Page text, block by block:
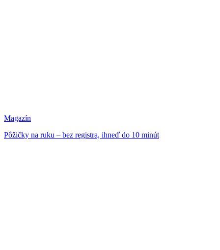
Magazín
Pôžičky na ruku – bez registra, ihneď do 10 minút